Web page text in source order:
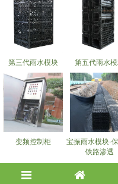
第三代雨水模块 第五代雨水
变频控制柜
宝振雨水模块-
铁路渗透